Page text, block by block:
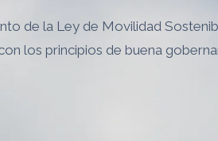
de la Ley de Movilidad
los principios de buena